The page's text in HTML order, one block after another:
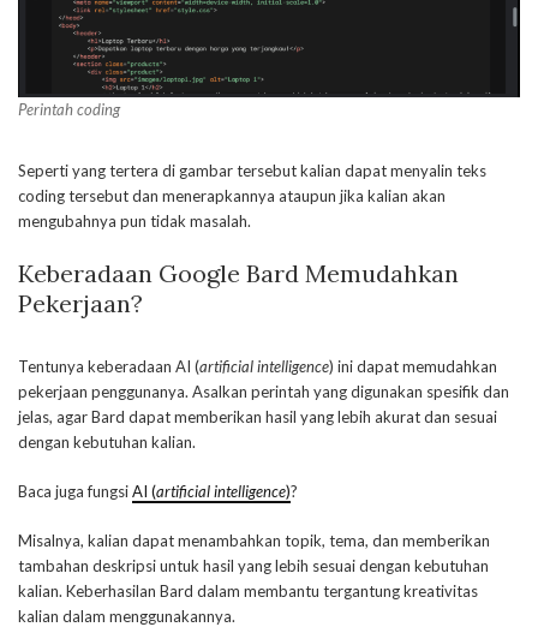
Perintah coding
Seperti yang tertera di gambar tersebut kalian dapat menyalin teks
coding tersebut dan menerapkannya ataupun jika kalian akan
mengubahnya pun tidak masalah.
Keberadaan Google Bard Memudahkan
Pekerjaan?
Tentunya keberadaan AI (artificial intelligence) ini dapat memudahkan
pekerjaan penggunanya. Asalkan perintah yang digunakan spesifik dan
jelas, agar Bard dapat memberikan hasil yang lebih akurat dan sesuai
dengan kebutuhan kalian.
Baca juga fungsiAI (artificial intelligence)?
Misalnya, kalian dapat menambahkan topik, tema, dan memberikan
tambahan deskripsi untuk hasil yang lebih sesuai dengan kebutuhan
kalian. Keberhasilan Bard dalam membantu tergantung kreativitas
kalian dalam menggunakannya.